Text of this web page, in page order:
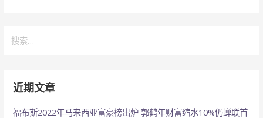
索：
近期文章
福布斯2022年马来西亚富豪榜出炉 郭鹤年财富缩水10%仍蝉联首